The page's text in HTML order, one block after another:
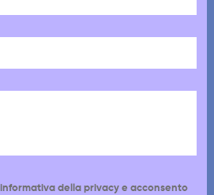
della privacy e acconsento